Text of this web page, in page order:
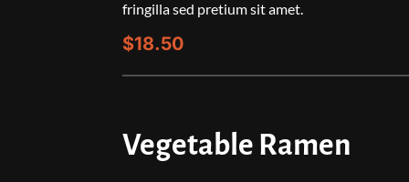
fringilla sed pretium sit amet.
$18.50
Vegetable Ramen